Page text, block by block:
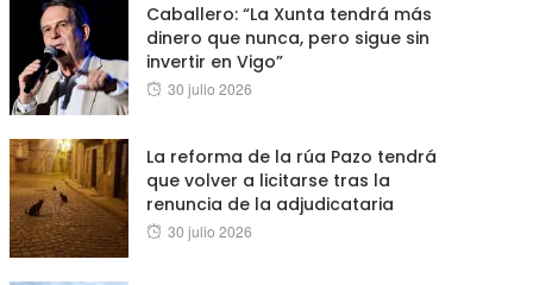
Caballero: “La Xunta tendrá más
dinero que nunca, pero sigue sin
invertir en Vigo”
Posted
30 julio 2026
La reforma de la rúa Pazo tendrá
que volver a licitarse tras la
renuncia de la adjudicataria
Posted
30 julio 2026